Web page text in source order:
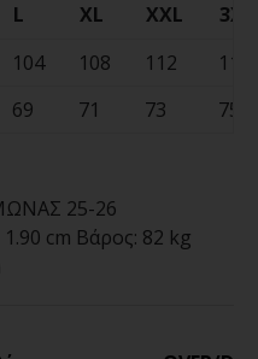
L XL XXL
3XL
104 108 112
116
69 71 73 75
25-26
cm Βάρος: 82 kg